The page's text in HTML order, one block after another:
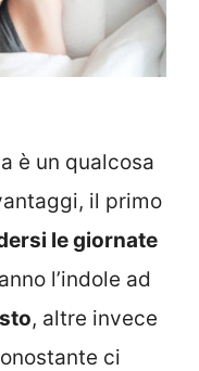
è un qualcosa
il primo
le giornate
l’indole ad
, altre invece
ci